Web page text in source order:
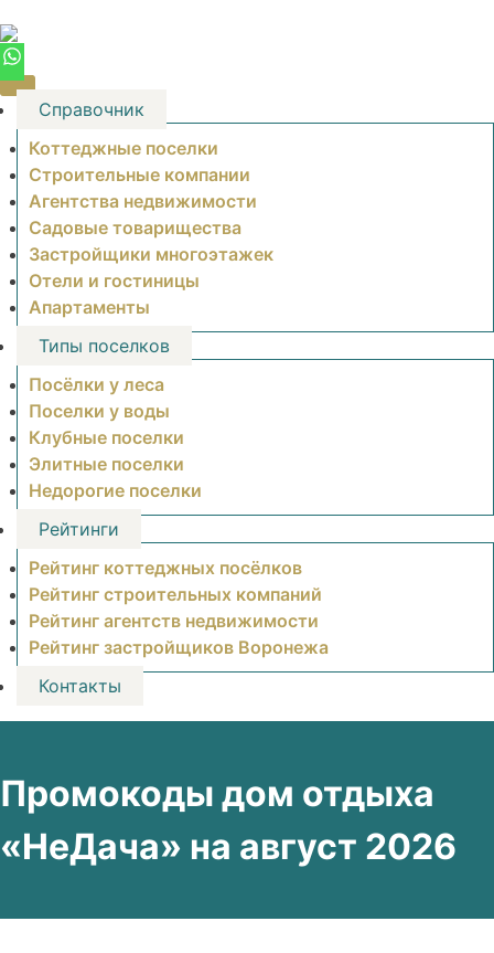
to
content
Справочник
Коттеджные поселки
Строительные компании
Агентства недвижимости
Садовые товарищества
Застройщики многоэтажек
Отели и гостиницы
Апартаменты
Типы поселков
Посёлки у леса
Поселки у воды
Клубные поселки
Элитные поселки
Недорогие поселки
Рейтинги
Рейтинг коттеджных посёлков
Рейтинг строительных компаний
Рейтинг агентств недвижимости
Рейтинг застройщиков Воронежа
Контакты
Промокоды дом отдыха
«НеДача» на август 2026